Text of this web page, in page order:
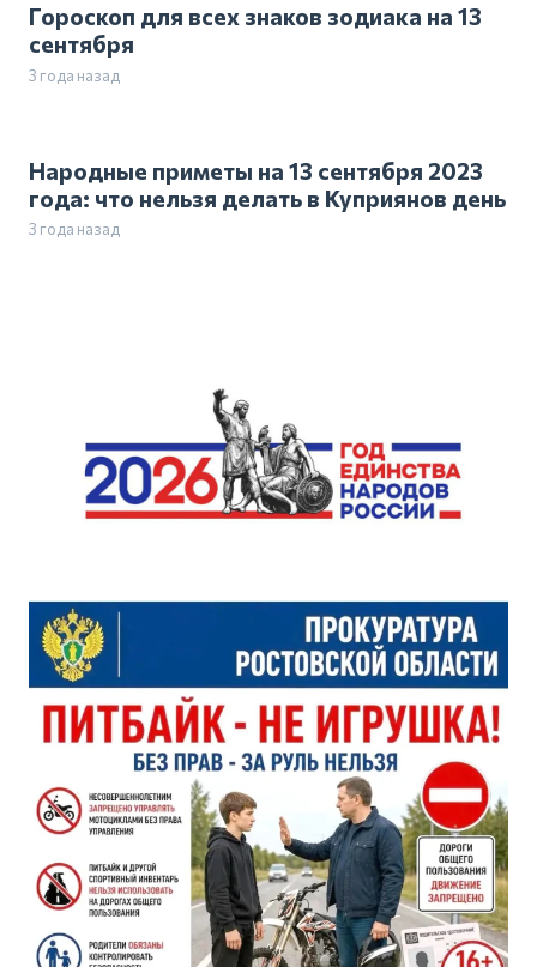
Гороскоп для всех знаков зодиака на 13
сентября
3 года назад
Народные приметы на 13 сентября 2023
года: что нельзя делать в Куприянов день
3 года назад